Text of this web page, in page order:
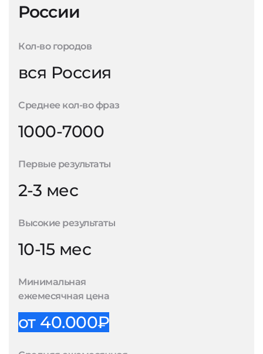
России
Кол-во городов
вся Россия
Среднее кол-во фраз
1000-7000
Первые результаты
2-3 мес
Высокие результаты
10-15 мес
Минимальная
ежемесячная цена
от 40.000₽